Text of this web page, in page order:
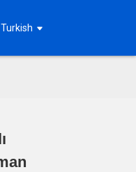
Turkish